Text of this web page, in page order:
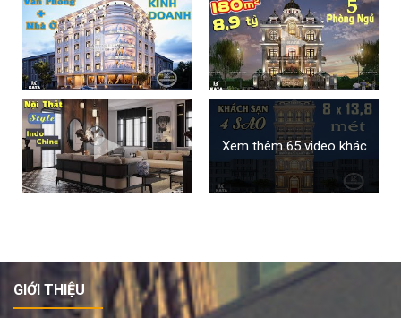
Xem thêm 65 video khác
GIỚI THIỆU